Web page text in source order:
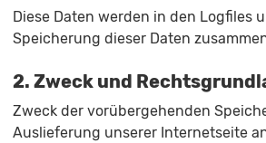
Diese Daten werden in den Logfiles
Speicherung dieser Daten
2. Zweck und
Zweck der vorübergehenden
Auslieferung unserer Internetseite